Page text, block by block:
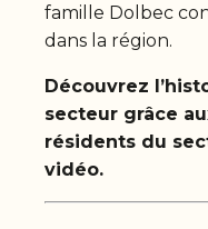
famille Dolbec
dans la région.
Découvrez
secteur grâce
résidents du
vidéo.